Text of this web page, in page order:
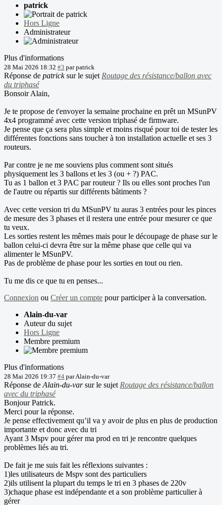
patrick
Hors Ligne
Administrateur
Plus d'informations
28 Mai 2026 18:32 #3 parpatrick
Réponse de patricksur le sujet Routage des résistance/ballon avec
du triphasé
Bonsoir Alain,
Je te propose de t'envoyer la semaine prochaine en prêt un MSunPV
4x4 programmé avec cette version triphasé de firmware.
Je pense que ça sera plus simple et moins risqué pour toi de tester les
différentes fonctions sans toucher à ton installation actuelle et ses 3
routeurs.
Par contre je ne me souviens plus comment sont situés
physiquement les 3 ballons et les 3 (ou + ?) PAC.
Tu as 1 ballon et 3 PAC par routeur ? Ils ou elles sont proches l'un
de l'autre ou répartis sur différents bâtiments ?
Avec cette version tri du MSunPV tu auras 3 entrées pour les pinces
de mesure des 3 phases et il restera une entrée pour mesurer ce que
tu veux.
Les sorties restent les mêmes mais pour le découpage de phase sur le
ballon celui-ci devra être sur la même phase que celle qui va
alimenter le MSunPV.
Pas de problème de phase pour les sorties en tout ou rien.
Tu me dis ce que tu en penses...
Connexion ou Créer un compte pour participer à la conversation.
Alain-du-var
Auteur du sujet
Hors Ligne
Membre premium
Plus d'informations
28 Mai 2026 19:37 #4 parAlain-du-var
Réponse de Alain-du-varsur le sujet Routage des résistance/ballon
avec du triphasé
Bonjour Patrick.
Merci pour la réponse.
Je pense effectivement qu’il va y avoir de plus en plus de production
importante et donc avec du tri
Ayant 3 Mspv pour gérer ma prod en tri je rencontre quelques
problèmes liés au tri.
De fait je me suis fait les réflexions suivantes :
1)les utilisateurs de Mspv sont des particuliers
2)ils utilisent la plupart du temps le tri en 3 phases de 220v
3)chaque phase est indépendante et a son problème particulier à
gérer